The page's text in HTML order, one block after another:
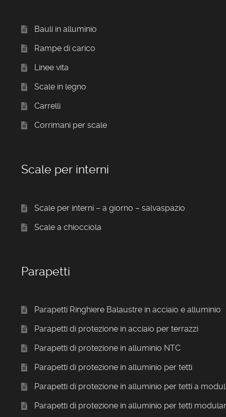
Bauli in alluminio
Rampe di carico
Linee vita
Scale in legno
Carrelli
Corrimani per scale
Scale per interni
Scale per interni – a giorno – salvaspazio
Scale a chiocciola
Parapetti
Parapetti Ringhiere Balaustre in acciaio e alluminio
Parapetti di protezione in acciaio per terrazzi
Parapetti di protezione in alluminio NTC
Parapetti di protezione in alluminio per tetti
Parapetti di protezione in alluminio per tetti a
Parapetti di protezione in alluminio per tetti